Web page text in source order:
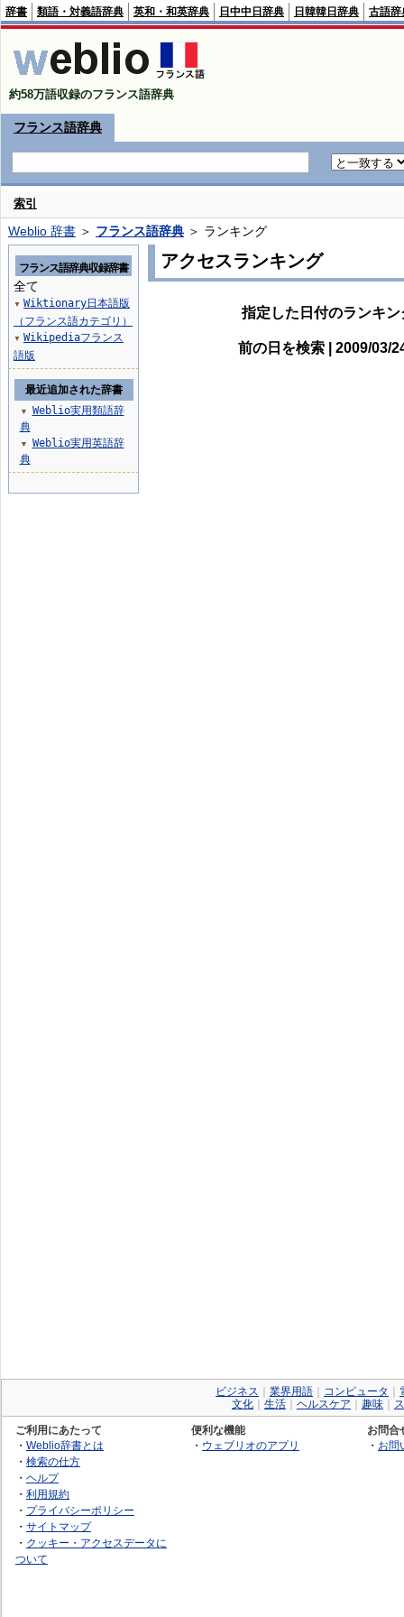
辞書 類語・対義語辞典 英和・和英辞典 日中中日辞典 日韓韓日辞典 古語辞
約58万語収録のフランス語辞典
フランス語辞典
索引
Weblio 辞書 ＞ フランス語辞典 ＞ ランキング
アクセスランキング
指定した日付のランキ
前の日を検索 | 2009/03/
フランス語辞典収録辞書
全て
▼ Wiktionary日本語版
（フランス語カテゴリ）
▼ Wikipediaフランス
語版
最近追加された辞書
▼
Weblio実用類語辞
典
▼
Weblio実用英語辞
典
ビジネス 業界用語 コンピュータ
文化
生活 ヘルスケア 趣味
ご利用にあたって
・ Weblio辞書とは
・ 検索の仕方
・ ヘルプ
・ 利用規約
・ プライバシーポリシー
・ サイトマップ
・ クッキー・アクセスデータに
ついて
便利な機能
・ ウェブリオのアプリ
お問合
・ お問